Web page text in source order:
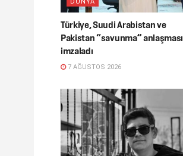
DÜNYA
Türkiye, Suudi Arabistan ve
Pakistan “savunma” anlaşması
imzaladı
7 AĞUSTOS 2026